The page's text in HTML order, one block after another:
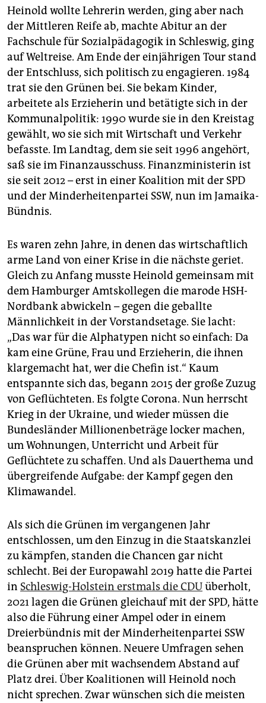
Heinold wollte Lehrerin werden, ging aber nach
der Mittleren Reife ab, machte Abitur an der
Fachschule für Sozialpädagogik in Schleswig, ging
auf Weltreise. Am Ende der einjährigen Tour stand
der Entschluss, sich politisch zu engagieren. 1984
trat sie den Grünen bei. Sie bekam Kinder,
arbeitete als Erzieherin und betätigte sich in der
Kommunalpolitik: 1990 wurde sie in den Kreistag
gewählt, wo sie sich mit Wirtschaft und Verkehr
befasste. Im Landtag, dem sie seit 1996 angehört,
saß sie im Finanzausschuss. Finanzministerin ist
sie seit 2012 – erst in einer Koalition mit der SPD
und der Minderheitenpartei SSW, nun im Jamaika-
Bündnis.
Es waren zehn Jahre, in denen das wirtschaftlich
arme Land von einer Krise in die nächste geriet.
Gleich zu Anfang musste Heinold gemeinsam mit
dem Hamburger Amtskollegen die marode HSH-
Nordbank abwickeln – gegen die geballte
Männlichkeit in der Vorstandsetage. Sie lacht:
„Das war für die Alphatypen nicht so einfach: Da
kam eine Grüne, Frau und Erzieherin, die ihnen
klargemacht hat, wer die Chefin ist.“ Kaum
entspannte sich das, begann 2015 der große Zuzug
von Geflüchteten. Es folgte Corona. Nun herrscht
Krieg in der Ukraine, und wieder müssen die
Bundesländer Millionenbeträge locker machen,
um Wohnungen, Unterricht und Arbeit für
Geflüchtete zu schaffen. Und als Dauerthema und
übergreifende Aufgabe: der Kampf gegen den
Klimawandel.
Als sich die Grünen im vergangenen Jahr
entschlossen, um den Einzug in die Staatskanzlei
zu kämpfen, standen die Chancen gar nicht
schlecht. Bei der Europawahl 2019 hatte die Partei
in Schleswig-Holstein erstmals die CDUüberholt,
2021 lagen die Grünen gleichauf mit der SPD, hätte
also die Führung einer Ampel oder in einem
Dreierbündnis mit der Minderheitenpartei SSW
beanspruchen können. Neuere Umfragen sehen
die Grünen aber mit wachsendem Abstand auf
Platz drei. Über Koalitionen will Heinold noch
nicht sprechen. Zwar wünschen sich die meisten